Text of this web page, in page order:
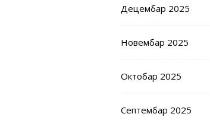
Децембар 2025
Новембар 2025
Октобар 2025
Септембар 2025